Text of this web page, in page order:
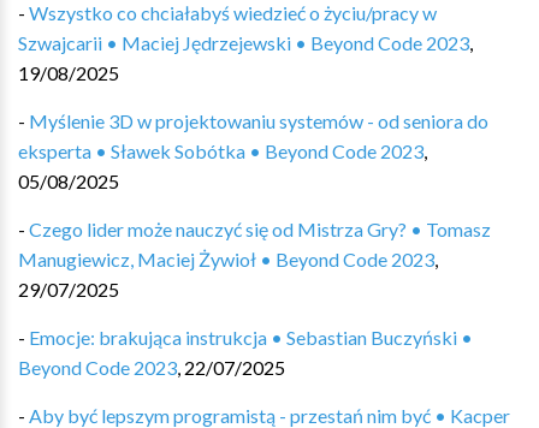
- Wszystko co chciałabyś wiedzieć o życiu/pracy w
Szwajcarii • Maciej Jędrzejewski • Beyond Code 2023,
19/08/2025
- Myślenie 3D w projektowaniu systemów - od seniora do
eksperta • Sławek Sobótka • Beyond Code 2023,
05/08/2025
- Czego lider może nauczyć się od Mistrza Gry? • Tomasz
Manugiewicz, Maciej Żywioł • Beyond Code 2023,
29/07/2025
- Emocje: brakująca instrukcja • Sebastian Buczyński •
Beyond Code 2023, 22/07/2025
- Aby być lepszym programistą - przestań nim być • Kacper